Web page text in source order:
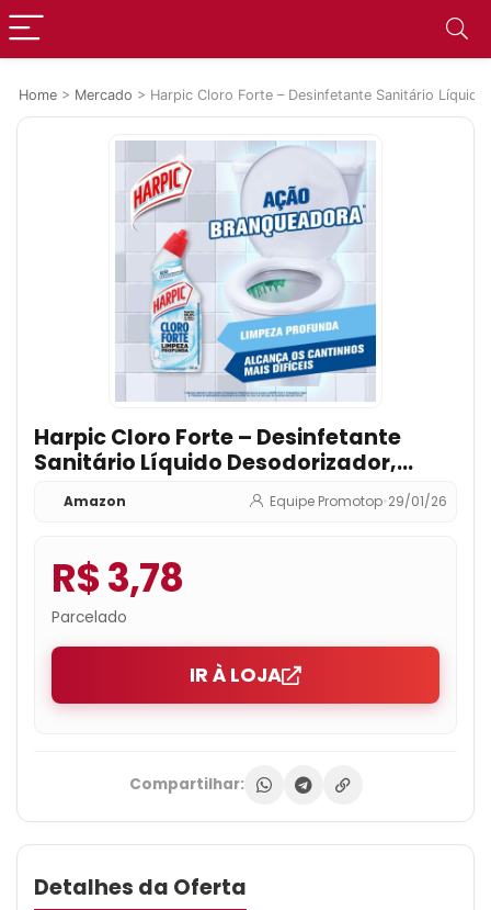
Home > Mercado > Harpic Cloro Forte – Desinfetante Sanitário
Harpic Cloro Forte – Desinfetante
Sanitário Líquido Desodorizador,
Amazon Equipe Promotop•29/01/26
R$ 3,78
Parcelado
IR À LOJA
Compartilhar:
Detalhes da Oferta